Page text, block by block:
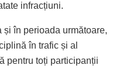
infracțiuni.
în perioada următoare,
în trafic și al
pentru toți participanții